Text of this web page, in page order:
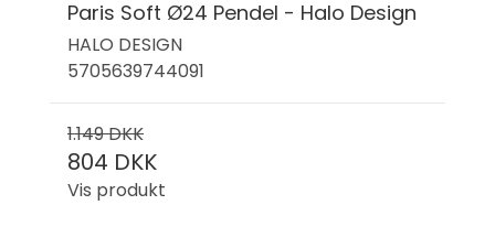
Paris Soft Ø24 Pendel - Halo Design
HALO DESIGN
5705639744091
1.149 DKK
804 DKK
Vis produkt